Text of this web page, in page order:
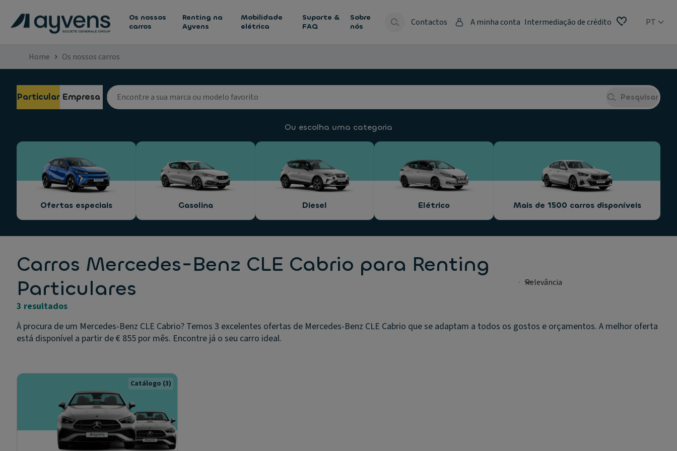
Os nossos
carros
Renting na
Ayvens
Mobilidade
elétrica
Suporte &
FAQ
Sobre
nós
Contactos A minha conta Intermediação de crédito PT
Home Os nossos carros
Particular Empresa Pesquisar
Ou escolha uma categoria
Ofertas especiais Gasolina Diesel Elétrico Mais de 1500 carros disponíveis
Carros Mercedes-Benz CLE Cabrio para Renting
Particulares
3 resultados
À procura de um Mercedes-Benz CLE Cabrio? Temos 3 excelentes ofertas de Mercedes-Benz CLE Cabrio que se adaptam a todos os gostos e orçamentos. A melhor oferta
está disponível a partir de € 855 por mês. Encontre já o seu carro ideal.
Catálogo (3)